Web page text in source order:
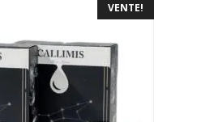
VENTE!